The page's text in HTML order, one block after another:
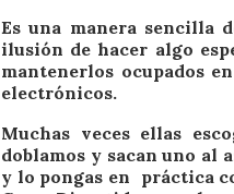
Es una manera sencilla
ilusión de hacer algo
mantenerlos ocupados
electrónicos.
Muchas veces ellas
doblamos y sacan uno al
y lo pongas en práctica